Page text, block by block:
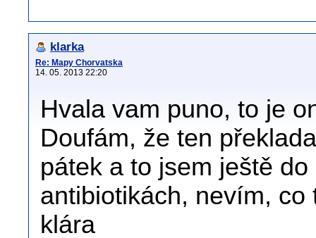
klarka
Re: Mapy Chorvatska
14. 05. 2013 22:20
Hvala vam puno, to je
Doufám, že ten
pátek a to jsem ještě
antibiotikách, nevím, co
klára